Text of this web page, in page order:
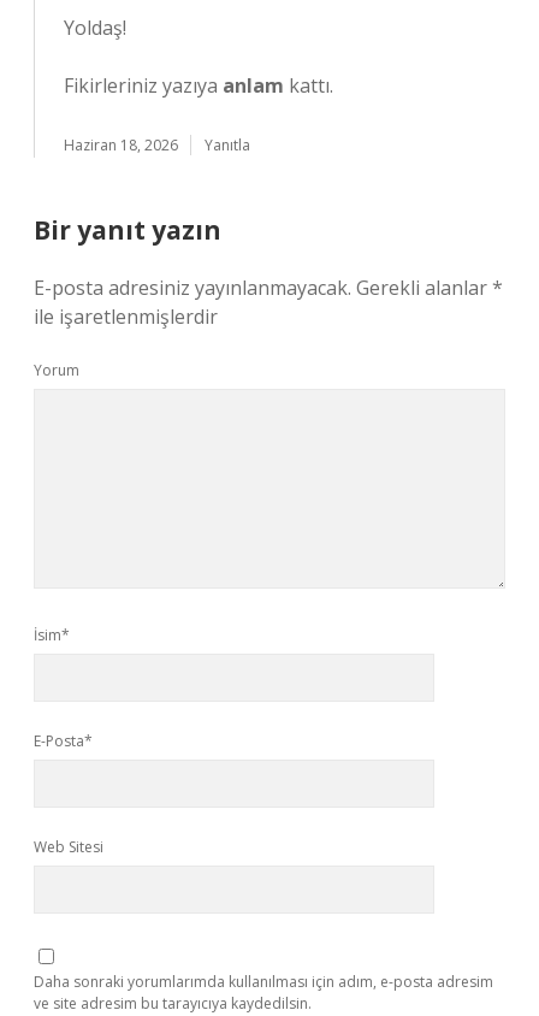
Yoldaş!
Fikirleriniz yazıya anlam kattı.
Haziran 18, 2026 Yanıtla
Bir yanıt yazın
E-posta adresiniz yayınlanmayacak. Gerekli alanlar*
ile işaretlenmişlerdir
Yorum
İsim*
E-Posta*
Web Sitesi
Daha sonraki yorumlarımda kullanılması için adım, e-posta adresim
ve site adresim bu tarayıcıya kaydedilsin.